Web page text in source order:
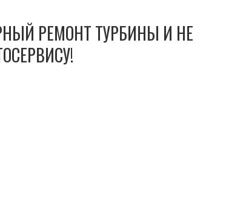
РЕМОНТ ТУРБИНЫ И НЕ